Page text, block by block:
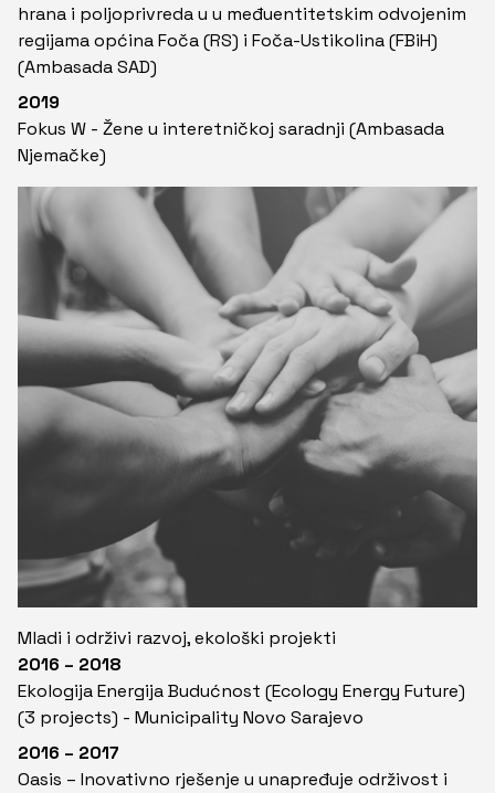
hrana i poljoprivreda u u međuentitetskim odvojenim
regijama općina Foča (RS) i Foča-Ustikolina (FBiH)
(Ambasada SAD)
2019
Fokus W - Žene u interetničkoj saradnji (Ambasada
Njemačke)
Mladi i održivi razvoj, ekološki projekti
2016 – 2018
Ekologija Energija Budućnost (Ecology Energy Future)
(3 projects) - Municipality Novo Sarajevo
2016 – 2017
Oasis – Inovativno rješenje u unapređuje održivost i